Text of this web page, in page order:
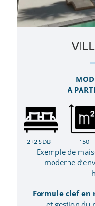
A
2+2 SDB 150
Exemple de
moderne
Formule clef en